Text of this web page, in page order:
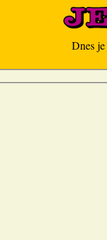
Dnes je